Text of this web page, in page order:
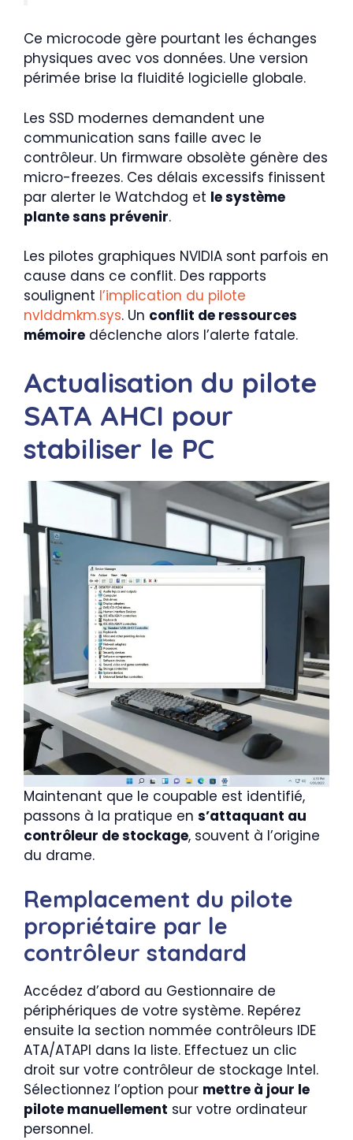
Ce microcode gère pourtant les échanges
physiques avec vos données. Une version
périmée brise la fluidité logicielle globale.
Les SSD modernes demandent une
communication sans faille avec le
contrôleur. Un firmware obsolète génère des
micro-freezes. Ces délais excessifs finissent
par alerter le Watchdog et le système
plante sans prévenir.
Les pilotes graphiques NVIDIA sont parfois en
cause dans ce conflit. Des rapports
soulignent l’implication du pilote
nvlddmkm.sys. Un conflit de ressources
mémoire déclenche alors l’alerte fatale.
Actualisation du pilote
SATA AHCI pour
stabiliser le PC
Maintenant que le coupable est identifié,
passons à la pratique en s’attaquant au
contrôleur de stockage, souvent à l’origine
du drame.
Remplacement du pilote
propriétaire par le
contrôleur standard
Accédez d’abord au Gestionnaire de
périphériques de votre système. Repérez
ensuite la section nommée contrôleurs IDE
ATA/ATAPI dans la liste. Effectuez un clic
droit sur votre contrôleur de stockage Intel.
Sélectionnez l’option pour mettre à jour le
pilote manuellement sur votre ordinateur
personnel.